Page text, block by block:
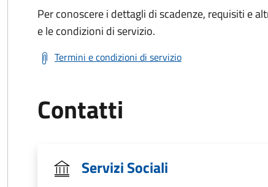
Per conoscere i dettagli di scadenze, requisiti e
e le condizioni di servizio.
Termini e condizioni di servizio
Contatti
Servizi Sociali